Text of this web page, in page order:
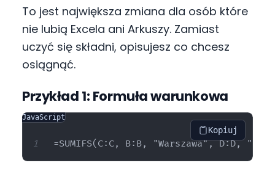
To jest największa zmiana dla osób które
nie lubią Excela ani Arkuszy. Zamiast
uczyć się składni, opisujesz co chcesz
osiągnąć.
Przykład 1: Formuła warunkowa
JavaScript
Kopiuj